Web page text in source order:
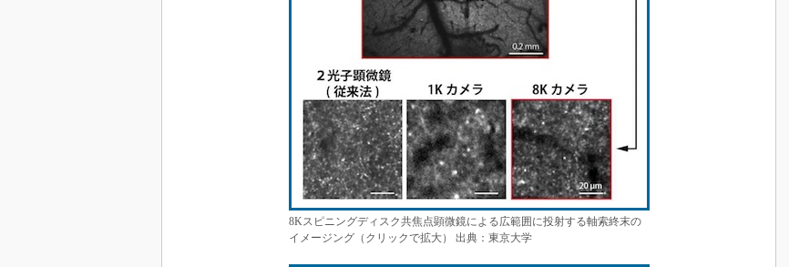
8Kスピニングディスク共焦点顕微鏡による広範囲に投射する軸索終末の
イメージング（クリックで拡大） 出典：東京大学